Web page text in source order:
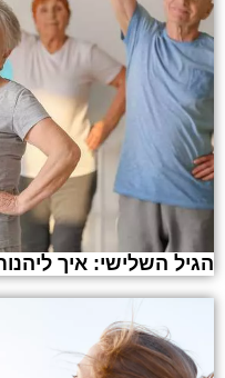
הגיל השלישי: איך